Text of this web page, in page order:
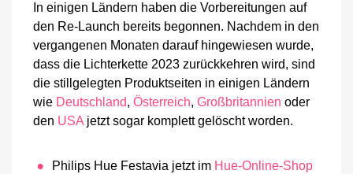
In einigen Ländern haben die Vorbereitungen auf
den Re-Launch bereits begonnen. Nachdem in den
vergangenen Monaten darauf hingewiesen wurde,
dass die Lichterkette 2023 zurückkehren wird, sind
die stillgelegten Produktseiten in einigen Ländern
wie Deutschland, Österreich, Großbritannien oder
den USA jetzt sogar komplett gelöscht worden.
Philips Hue Festavia jetzt im Hue-Online-Shop